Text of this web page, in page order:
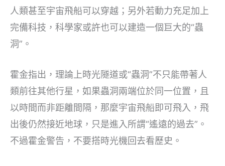
人類甚至宇宙飛船可以穿越；另外若動力充足加上
完備科技，科學家或許也可以建造一個巨大的“蟲
洞”。
霍金指出，理論上時光隧道或“蟲洞”不只能帶著人
類前往其他行星，如果蟲洞兩端位於同一位置，且
以時間而非距離間隔，那麼宇宙飛船即可飛入，飛
出後仍然接近地球，只是進入所謂“遙遠的過去”。
不過霍金警告，不要搭時光機回去看歷史。